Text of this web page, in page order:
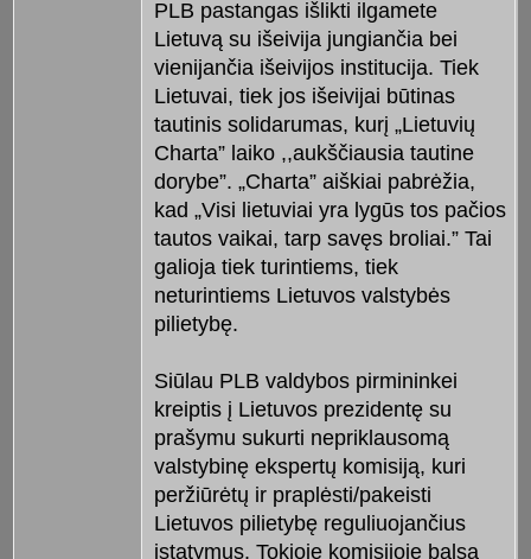
PLB pastangas išlikti ilgamete
Lietuvą su išeivija jungiančia bei
vienijančia išeivijos institucija. Tiek
Lietuvai, tiek jos išeivijai būtinas
tautinis solidarumas, kurį „Lietuvių
Charta” laiko ,,aukščiausia tautine
dorybe”. „Charta” aiškiai pabrėžia,
kad „Visi lietuviai yra lygūs tos pačios
tautos vaikai, tarp savęs broliai.” Tai
galioja tiek turintiems, tiek
neturintiems Lietuvos valstybės
pilietybę.
Siūlau PLB valdybos pirmininkei
kreiptis į Lietuvos prezidentę su
prašymu sukurti nepriklausomą
valstybinę ekspertų komisiją, kuri
peržiūrėtų ir praplėsti/pakeisti
Lietuvos pilietybę reguliuojančius
įstatymus. Tokioje komisijoje balsą